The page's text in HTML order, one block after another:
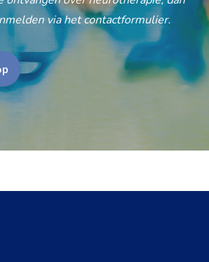
via het contactformulier.